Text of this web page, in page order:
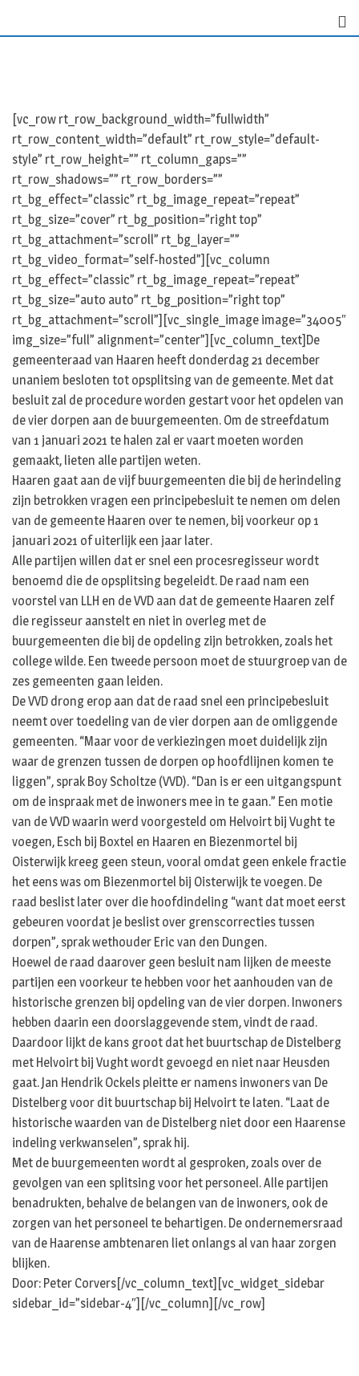
[vc_row rt_row_background_width=”fullwidth”
rt_row_content_width=”default” rt_row_style=”default-
style” rt_row_height=”” rt_column_gaps=””
rt_row_shadows=”” rt_row_borders=””
rt_bg_effect=”classic” rt_bg_image_repeat=”repeat”
rt_bg_size=”cover” rt_bg_position=”right top”
rt_bg_attachment=”scroll” rt_bg_layer=””
rt_bg_video_format=”self-hosted”][vc_column
rt_bg_effect=”classic” rt_bg_image_repeat=”repeat”
rt_bg_size=”auto auto” rt_bg_position=”right top”
rt_bg_attachment=”scroll”][vc_single_image image=”34005″
img_size=”full” alignment=”center”][vc_column_text]De
gemeenteraad van Haaren heeft donderdag 21 december
unaniem besloten tot opsplitsing van de gemeente. Met dat
besluit zal de procedure worden gestart voor het opdelen van
de vier dorpen aan de buurgemeenten. Om de streefdatum
van 1 januari 2021 te halen zal er vaart moeten worden
gemaakt, lieten alle partijen weten.
Haaren gaat aan de vijf buurgemeenten die bij de herindeling
zijn betrokken vragen een principebesluit te nemen om delen
van de gemeente Haaren over te nemen, bij voorkeur op 1
januari 2021 of uiterlijk een jaar later.
Alle partijen willen dat er snel een procesregisseur wordt
benoemd die de opsplitsing begeleidt. De raad nam een
voorstel van LLH en de VVD aan dat de gemeente Haaren zelf
die regisseur aanstelt en niet in overleg met de
buurgemeenten die bij de opdeling zijn betrokken, zoals het
college wilde. Een tweede persoon moet de stuurgroep van de
zes gemeenten gaan leiden.
De VVD drong erop aan dat de raad snel een principebesluit
neemt over toedeling van de vier dorpen aan de omliggende
gemeenten. “Maar voor de verkiezingen moet duidelijk zijn
waar de grenzen tussen de dorpen op hoofdlijnen komen te
liggen”, sprak Boy Scholtze (VVD). “Dan is er een uitgangspunt
om de inspraak met de inwoners mee in te gaan.” Een motie
van de VVD waarin werd voorgesteld om Helvoirt bij Vught te
voegen, Esch bij Boxtel en Haaren en Biezenmortel bij
Oisterwijk kreeg geen steun, vooral omdat geen enkele fractie
het eens was om Biezenmortel bij Oisterwijk te voegen. De
raad beslist later over die hoofdindeling “want dat moet eerst
gebeuren voordat je beslist over grenscorrecties tussen
dorpen”, sprak wethouder Eric van den Dungen.
Hoewel de raad daarover geen besluit nam lijken de meeste
partijen een voorkeur te hebben voor het aanhouden van de
historische grenzen bij opdeling van de vier dorpen. Inwoners
hebben daarin een doorslaggevende stem, vindt de raad.
Daardoor lijkt de kans groot dat het buurtschap de Distelberg
met Helvoirt bij Vught wordt gevoegd en niet naar Heusden
gaat. Jan Hendrik Ockels pleitte er namens inwoners van De
Distelberg voor dit buurtschap bij Helvoirt te laten. “Laat de
historische waarden van de Distelberg niet door een Haarense
indeling verkwanselen”, sprak hij.
Met de buurgemeenten wordt al gesproken, zoals over de
gevolgen van een splitsing voor het personeel. Alle partijen
benadrukten, behalve de belangen van de inwoners, ook de
zorgen van het personeel te behartigen. De ondernemersraad
van de Haarense ambtenaren liet onlangs al van haar zorgen
blijken.
Door: Peter Corvers[/vc_column_text][vc_widget_sidebar
sidebar_id=”sidebar-4″][/vc_column][/vc_row]